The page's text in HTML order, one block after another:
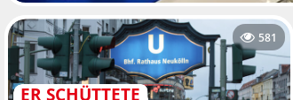
ER SCHÜTTETE
581